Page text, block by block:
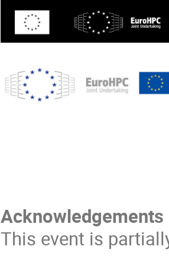
Acknowledgements
This event is